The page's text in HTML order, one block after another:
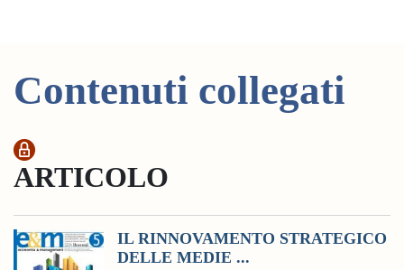
Contenuti collegati
ARTICOLO
IL RINNOVAMENTO STRATEGICO
DELLE MEDIE ...